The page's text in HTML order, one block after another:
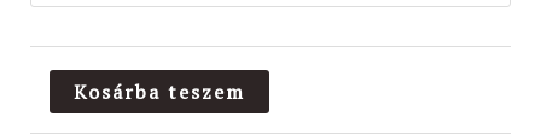
Kosárba teszem